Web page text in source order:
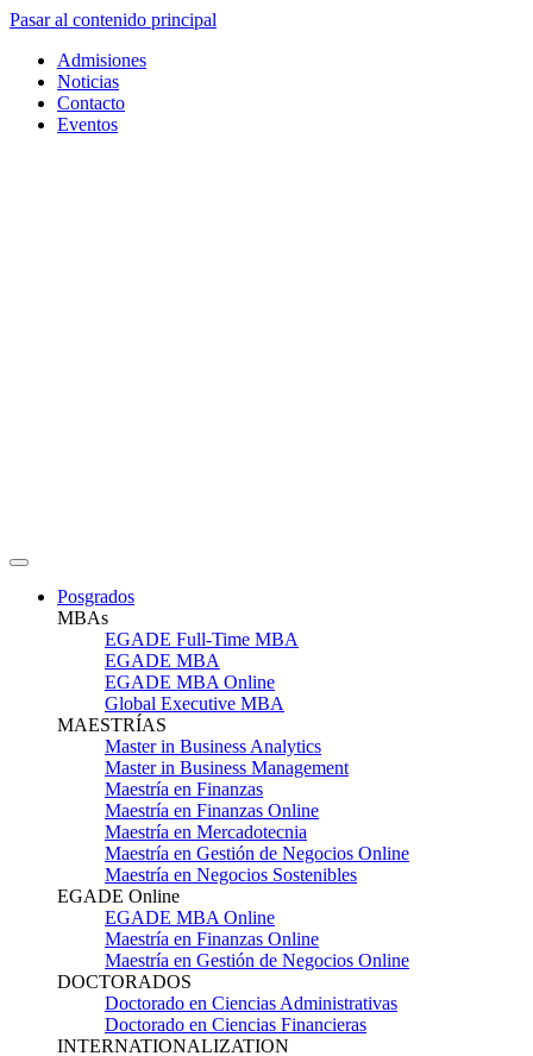
Pasar al contenido principal
Admisiones
Noticias
Contacto
Eventos
Posgrados
MBAs
EGADE Full-Time MBA
EGADE MBA
EGADE MBA Online
Global Executive MBA
MAESTRÍAS
Master in Business Analytics
Master in Business Management
Maestría en Finanzas
Maestría en Finanzas Online
Maestría en Mercadotecnia
Maestría en Gestión de Negocios Online
Maestría en Negocios Sostenibles
EGADE Online
EGADE MBA Online
Maestría en Finanzas Online
Maestría en Gestión de Negocios Online
DOCTORADOS
Doctorado en Ciencias Administrativas
Doctorado en Ciencias Financieras
INTERNATIONALIZATION